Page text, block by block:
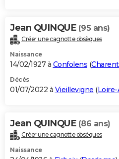
Jean QUINQUE (95 ans)
Créer une cagnotte obsèques
Naissance
14/02/1927 à Confolens (
Décès
01/07/2022 à Vieillevigne (
Jean QUINQUE (86 ans)
Créer une cagnotte obsèques
Naissance